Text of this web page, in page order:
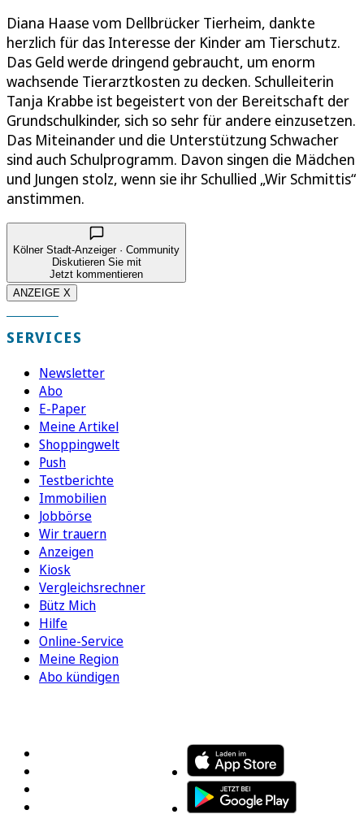
Diana Haase vom Dellbrücker Tierheim, dankte
herzlich für das Interesse der Kinder am Tierschutz.
Das Geld werde dringend gebraucht, um enorm
wachsende Tierarztkosten zu decken. Schulleiterin
Tanja Krabbe ist begeistert von der Bereitschaft der
Grundschulkinder, sich so sehr für andere einzusetzen.
Das Miteinander und die Unterstützung Schwacher
sind auch Schulprogramm. Davon singen die Mädchen
und Jungen stolz, wenn sie ihr Schullied „Wir Schmittis“
anstimmen.
Kölner Stadt-Anzeiger · Community
Diskutieren Sie mit
Jetzt kommentieren
ANZEIGE X
SERVICES
Newsletter
Abo
E-Paper
Meine Artikel
Shoppingwelt
Push
Testberichte
Immobilien
Jobbörse
Wir trauern
Anzeigen
Kiosk
Vergleichsrechner
Bütz Mich
Hilfe
Online-Service
Meine Region
Abo kündigen